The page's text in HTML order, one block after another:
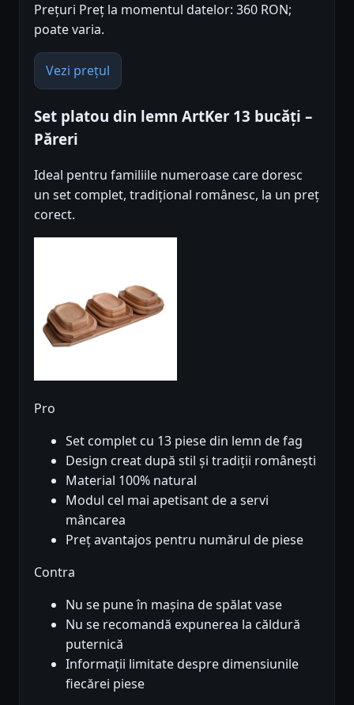
Prețuri Preț la momentul datelor: 360 RON;
poate varia.
Vezi prețul
Set platou din lemn ArtKer 13 bucăți –
Păreri
Ideal pentru familiile numeroase care doresc
un set complet, tradițional românesc, la un preț
corect.
Pro
Set complet cu 13 piese din lemn de fag
Design creat după stil și tradiții românești
Material 100% natural
Modul cel mai apetisant de a servi
mâncarea
Preț avantajos pentru numărul de piese
Contra
Nu se pune în mașina de spălat vase
Nu se recomandă expunerea la căldură
puternică
Informații limitate despre dimensiunile
fiecărei piese